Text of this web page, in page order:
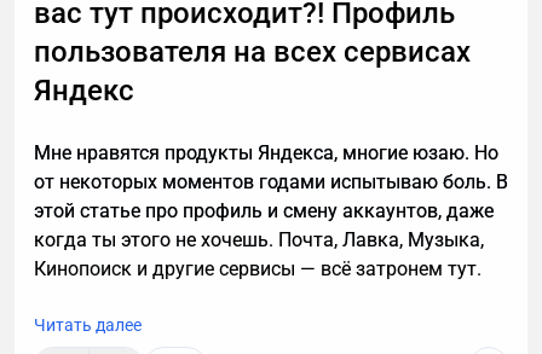
вас тут происходит?! Профиль
пользователя на всех сервисах
Яндекс
Мне нравятся продукты Яндекса, многие юзаю. Но
от некоторых моментов годами испытываю боль. В
этой статье про профиль и смену аккаунтов, даже
когда ты этого не хочешь. Почта, Лавка, Музыка,
Кинопоиск и другие сервисы — всё затронем тут.
Читать далее